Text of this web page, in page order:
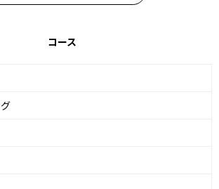
コース